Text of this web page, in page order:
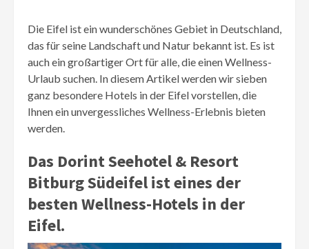
Die Eifel ist ein wunderschönes Gebiet in Deutschland,
das für seine Landschaft und Natur bekannt ist. Es ist
auch ein großartiger Ort für alle, die einen Wellness-
Urlaub suchen. In diesem Artikel werden wir sieben
ganz besondere Hotels in der Eifel vorstellen, die
Ihnen ein unvergessliches Wellness-Erlebnis bieten
werden.
Das Dorint Seehotel & Resort
Bitburg Südeifel ist eines der
besten Wellness-Hotels in der
Eifel.